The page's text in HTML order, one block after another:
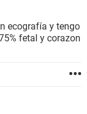
ecografía y tengo
fetal y corazon